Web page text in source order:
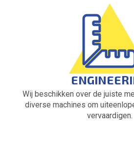
Wij beschikken over de juiste
diverse machines om
vervaardigen.